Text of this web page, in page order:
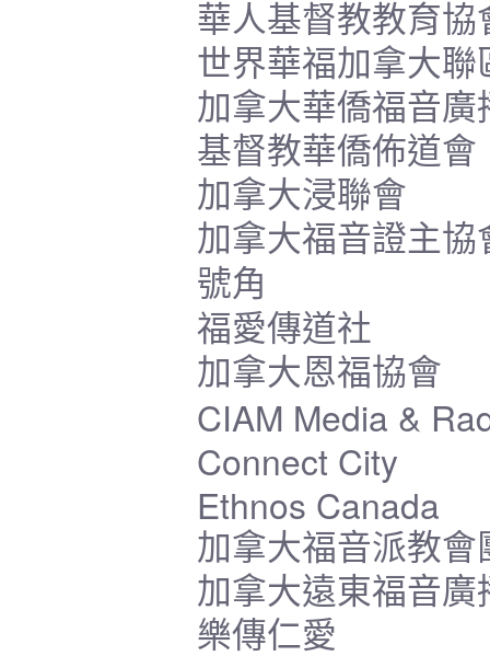
華人基督教教育協
世界華福加拿大聯
加拿大華僑福音廣
基督教華僑佈道會
加拿大浸聯會
加拿大福音證主協
號角
福愛傳道社
加拿大恩福協會
CIAM Media &
Connect City
Ethnos Canada
加拿大福音派教會
加拿大遠東福音廣
樂傳仁愛